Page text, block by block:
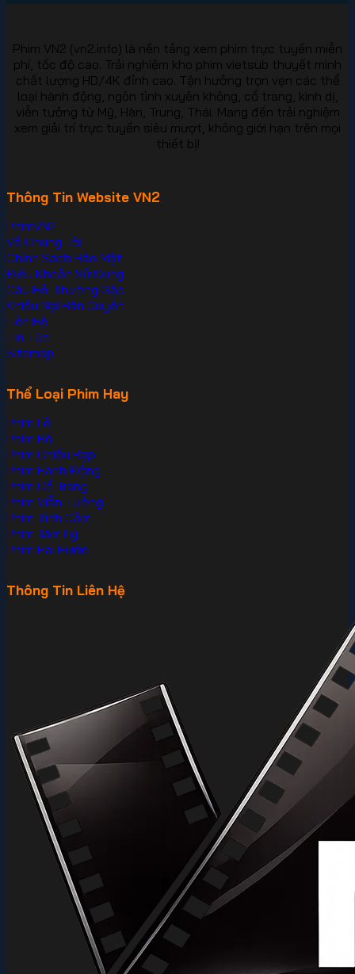
Phim VN2 (vn2.info) là nền tảng xem phim trực tuyến miễn
phí, tốc độ cao. Trải nghiệm kho phim vietsub thuyết minh
chất lượng HD/4K đỉnh cao. Tận hưởng trọn vẹn các thể
loại hành động, ngôn tình xuyên không, cổ trang, kinh dị,
viễn tưởng từ Mỹ, Hàn, Trung, Thái. Mang đến trải nghiệm
xem giải trí trực tuyến siêu mượt, không giới hạn trên mọi
thiết bị!
Thông Tin Website VN2
PhimVN2
Về Chúng Tôi
Chính Sách Bảo Mật
Điều Khoản Sử Dụng
Câu Hỏi Thường Gặp
Khiếu Nại Bản Quyền
Liên Hệ
Tin Tức
Sitemap
Thể Loại Phim Hay
Phim Lẻ
Phim Bộ
Phim Chiếu Rạp
Phim Hành Động
Phim Cổ Trang
Phim Viễn Tưởng
Phim Tình Cảm
Phim Tâm Lý
Phim Hài Hước
Thông Tin Liên Hệ